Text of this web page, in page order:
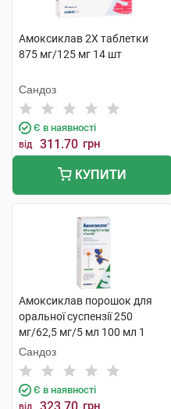
Амоксиклав 2Х таблетки
875 мг/125 мг 14 шт
Сандоз
Є в наявності
від 311.70 грн
КУПИТИ
Амоксиклав порошок для
оральної суспензії 250
мг/62,5 мг/5 мл 100 мл 1
флакон
Сандоз
Є в наявності
від грн